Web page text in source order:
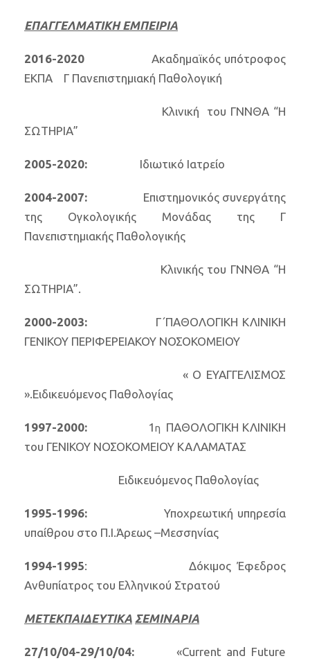
ΕΠΑΓΓΕΛΜΑΤΙΚΗ ΕΜΠΕΙΡΙΑ
2016-2020
Ακαδημαϊκός υπότροφος
ΕΚΠΑ Γ Πανεπιστημιακή Παθολογική
Κλινική του ΓΝΝΘΑ “Η
ΣΩΤΗΡΙΑ”
2005-2020: Ιδιωτικό Ιατρείο
2004-2007: Επιστημονικός συνεργάτης
της Ογκολογικής Μονάδας της Γ
Πανεπιστημιακής Παθολογικής
Κλινικής του ΓΝΝΘΑ “Η
ΣΩΤΗΡΙΑ”.
2000-2003: Γ΄ΠΑΘΟΛΟΓΙΚΗ ΚΛΙΝΙΚΗ
ΓΕΝΙΚΟΥ ΠΕΡΙΦΕΡΕΙΑΚΟΥ ΝΟΣΟΚΟΜΕΙΟΥ
« Ο ΕΥΑΓΓΕΛΙΣΜΟΣ
».Ειδικευόμενος Παθολογίας
1997-2000: 1η
ΠΑΘΟΛΟΓΙΚΗ ΚΛΙΝΙΚΗ
του ΓΕΝΙΚΟΥ ΝΟΣΟΚΟΜΕΙΟΥ ΚΑΛΑΜΑΤΑΣ
Ειδικευόμενος Παθολογίας
1995-1996: Υποχρεωτική υπηρεσία
υπαίθρου στο Π.Ι.Άρεως –Μεσσηνίας
1994-1995: Δόκιμος Έφεδρος
Ανθυπίατρος του Ελληνικού Στρατού
ΜΕΤΕΚΠΑΙΔΕΥΤΙΚΑ ΣΕΜΙΝΑΡΙΑ
27/10/04-29/10/04: «Current and Future